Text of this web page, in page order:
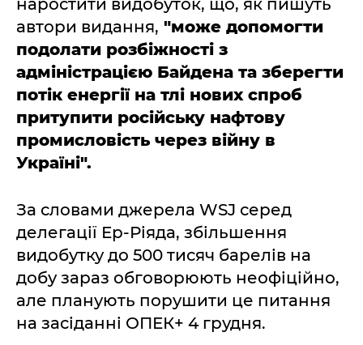
наростити видобуток, що, як пишуть
автори видання, "може допомогти
подолати розбіжності з
адміністрацією Байдена та зберегти
потік енергії на тлі нових спроб
притупити російську нафтову
промисловість через війну в
Україні".
За словами джерела WSJ серед
делегації Ер-Ріяда, збільшення
видобутку до 500 тисяч барелів на
добу зараз обговорюють неофіційно,
але планують порушити це питання
на засіданні ОПЕК+ 4 грудня.